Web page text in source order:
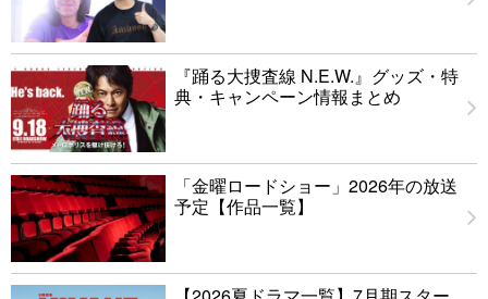
『踊る大捜査線 N.E.W.』グッズ・特
典・キャンペーン情報まとめ
「金曜ロードショー」2026年の放送
予定【作品一覧】